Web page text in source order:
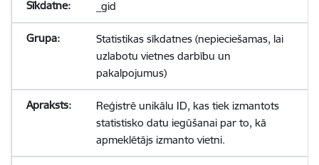
_gid
Statistikas sīkdatnes (nepieciešamas, lai
uzlabotu vietnes darbību un
pakalpojumus)
Reģistrē unikālu ID, kas tiek izmantots
statistisko datu iegūšanai par to, kā
apmeklētājs izmanto vietni.